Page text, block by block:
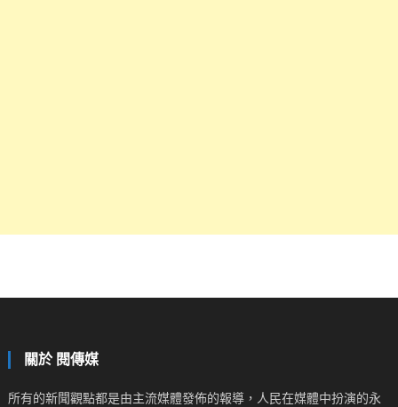
關於 閱傳媒
所有的新聞觀點都是由主流媒體發佈的報導，人民在媒體中扮演的永